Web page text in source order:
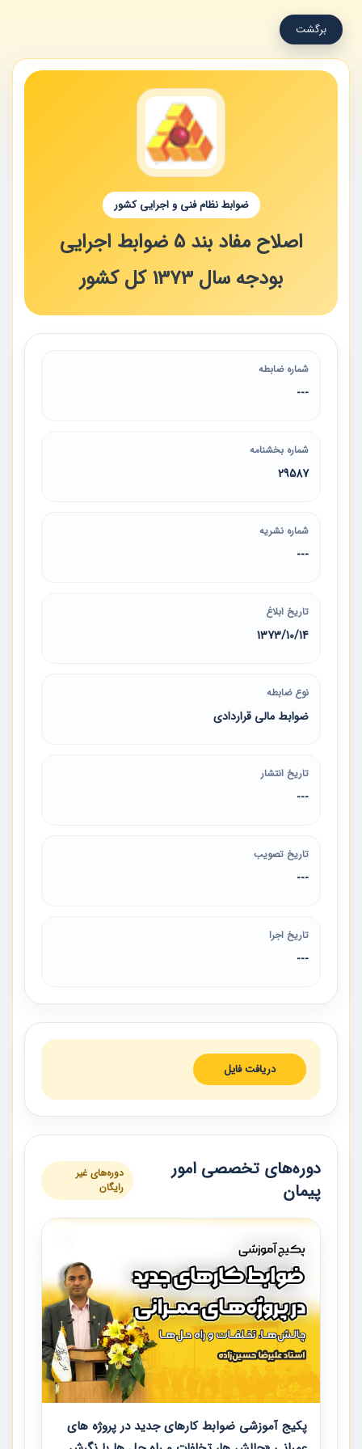
برگشت
ضوابط نظام فنی و اجرایی کشور
اصلاح مفاد بند 5 ضوابط اجرایی
بودجه سال 1373 کل کشور
شماره ضابطه
---
شماره بخشنامه
29587
شماره نشریه
---
تاریخ ابلاغ
1373/10/14
نوع ضابطه
ضوابط مالی قراردادی
تاریخ انتشار
---
تاریخ تصویب
---
تاریخ اجرا
---
دریافت فایل
دوره‌های تخصصی امور
پیمان
دوره‌های غیر
رایگان
پکیج آموزشی ضوابط کارهای جدید در پروژه های